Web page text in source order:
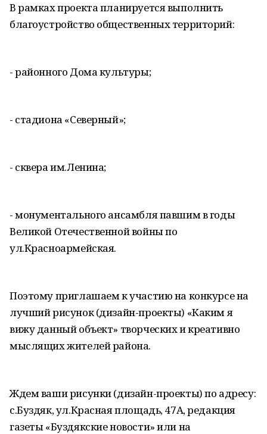
В рамках проекта планируется выполнить
благоустройство общественных территорий:
- районного Дома культуры;
- стадиона «Северный»;
- сквера им.Ленина;
- монументального ансамбля павшим в годы
Великой Отечественной войны по
ул.Красноармейская.
Поэтому приглашаем к участию на конкурсе на
лучший рисунок (дизайн-проекты) «Каким я
вижу данный объект» творческих и креативно
мыслящих жителей района.
Ждем ваши рисунки (дизайн-проекты) по адресу:
с.Буздяк, ул.Красная площадь, 47А, редакция
газеты «Буздякские новости» или на